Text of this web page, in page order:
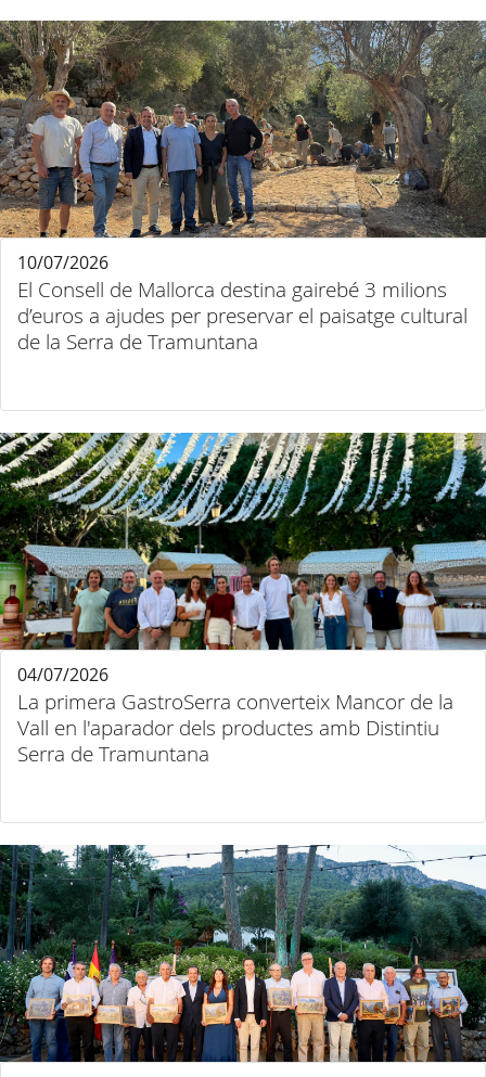
El Consell de Mallorca destina gairebé 3 milions
d’euros a ajudes per preservar el paisatge cultural
de la Serra de Tramuntana
10/07/2026
La primera GastroSerra converteix Mancor de la
Vall en l'aparador dels productes amb Distintiu
Serra de Tramuntana
04/07/2026